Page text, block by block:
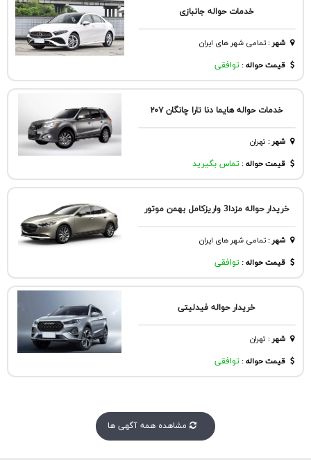
خدمات حواله جانبازی
شهر:تمامی شهر های ایران
قیمت حواله : توافقی
خدمات حواله هایما دنا تارا چانگان ۲۰۷
شهر: تهران
قیمت حواله : تماس بگیرید
خریدار حواله مزدا3 واریزکامل بهمن موتور
شهر:تمامی شهر های ایران
قیمت حواله : توافقی
خریدار حواله فیدلیتی
شهر: تهران
قیمت حواله : توافقی
مشاهده همه آگهی ها